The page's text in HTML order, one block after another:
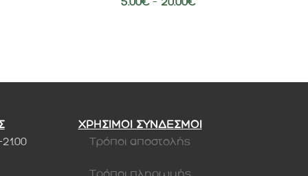
ΧΡΗΣΙΜΟΙ ΣΥΝΔΕΣΜΟΙ
Τρόποι αποστολής